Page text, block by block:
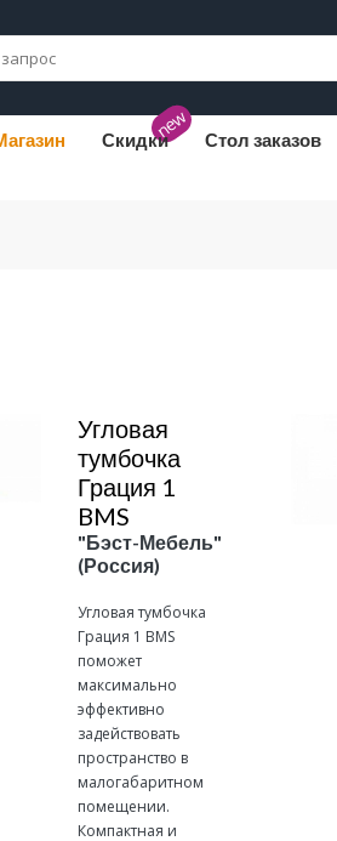
new
Скидки Стол заказов
Угловая
тумбочка
Грация 1
BMS
"Бэст-Мебель"
(Россия)
Угловая тумбочка
Грация 1 BMS
поможет
максимально
эффективно
задействовать
пространство в
малогабаритном
помещении.
Компактная и